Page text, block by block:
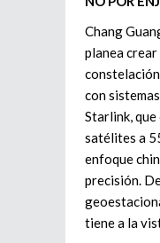
Chang
planea
con
Starlink, que
satélites a
enfoque
precisión.
tiene a la